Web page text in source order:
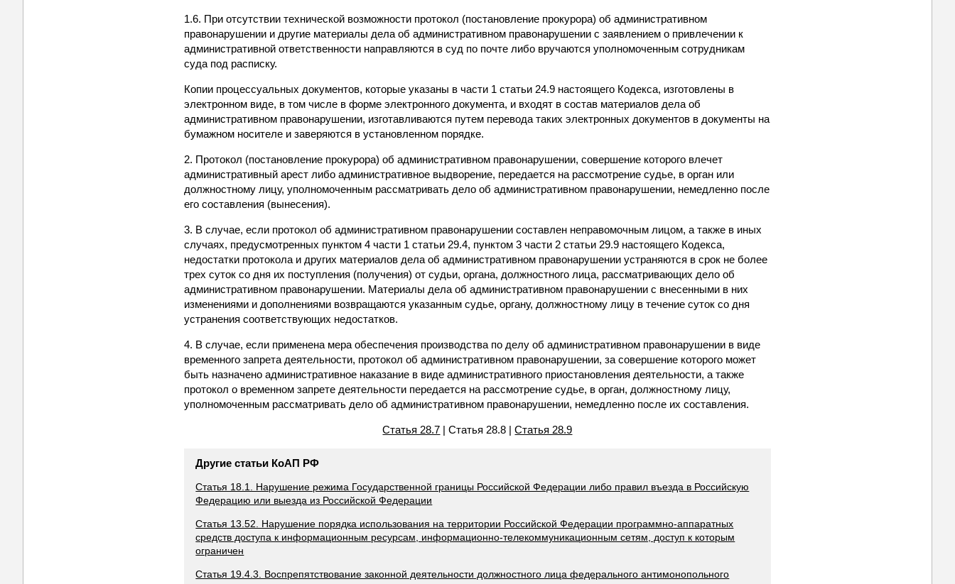
1.6. При отсутствии технической возможности протокол (постановление прокурора) об административном
правонарушении и другие материалы дела об административном правонарушении с заявлением о привлечении к
административной ответственности направляются в суд по почте либо вручаются уполномоченным сотрудникам
суда под расписку.
Копии процессуальных документов, которые указаны в части 1 статьи 24.9 настоящего Кодекса, изготовлены в
электронном виде, в том числе в форме электронного документа, и входят в состав материалов дела об
административном правонарушении, изготавливаются путем перевода таких электронных документов в документы на
бумажном носителе и заверяются в установленном порядке.
2. Протокол (постановление прокурора) об административном правонарушении, совершение которого влечет
административный арест либо административное выдворение, передается на рассмотрение судье, в орган или
должностному лицу, уполномоченным рассматривать дело об административном правонарушении, немедленно после
его составления (вынесения).
3. В случае, если протокол об административном правонарушении составлен неправомочным лицом, а также в иных
случаях, предусмотренных пунктом 4 части 1 статьи 29.4, пунктом 3 части 2 статьи 29.9 настоящего Кодекса,
недостатки протокола и других материалов дела об административном правонарушении устраняются в срок не более
трех суток со дня их поступления (получения) от судьи, органа, должностного лица, рассматривающих дело об
административном правонарушении. Материалы дела об административном правонарушении с внесенными в них
изменениями и дополнениями возвращаются указанным судье, органу, должностному лицу в течение суток со дня
устранения соответствующих недостатков.
4. В случае, если применена мера обеспечения производства по делу об административном правонарушении в виде
временного запрета деятельности, протокол об административном правонарушении, за совершение которого может
быть назначено административное наказание в виде административного приостановления деятельности, а также
протокол о временном запрете деятельности передается на рассмотрение судье, в орган, должностному лицу,
уполномоченным рассматривать дело об административном правонарушении, немедленно после их составления.
Статья 28.7 | Статья 28.8 |Статья 28.9
Другие статьи КоАП РФ
Статья 18.1. Нарушение режима Государственной границы Российской Федерации либо правил въезда в Российскую
Федерацию или выезда из Российской Федерации
Статья 13.52. Нарушение порядка использования на территории Российской Федерации программно-аппаратных
средств доступа к информационным ресурсам, информационно-телекоммуникационным сетям, доступ к которым
ограничен
Статья 19.4.3. Воспрепятствование законной деятельности должностного лица федерального антимонопольного